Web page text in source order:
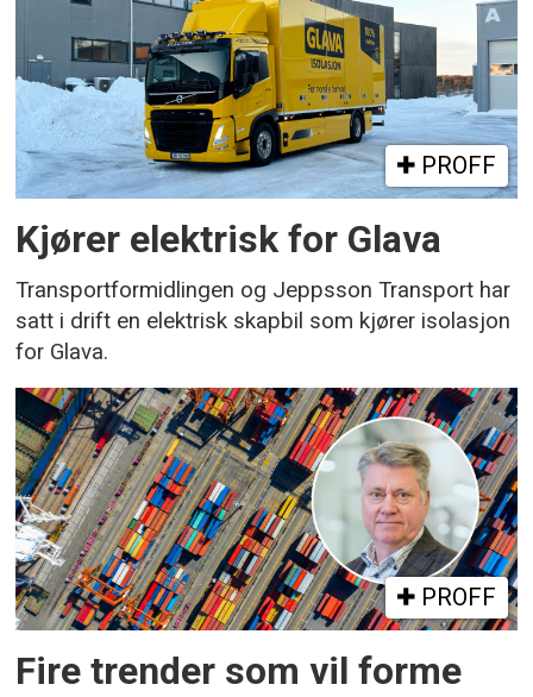
PROFF
Kjører elektrisk for Glava
Transportformidlingen og Jeppsson Transport har
satt i drift en elektrisk skapbil som kjører isolasjon
for Glava.
PROFF
Fire trender som vil forme